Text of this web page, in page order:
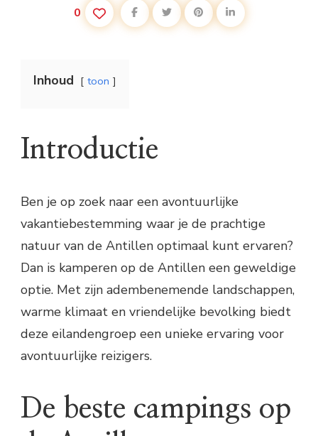
0
Inhoud toon
Introductie
Ben je op zoek naar een avontuurlijke
vakantiebestemming waar je de prachtige
natuur van de Antillen optimaal kunt ervaren?
Dan is kamperen op de Antillen een geweldige
optie. Met zijn adembenemende landschappen,
warme klimaat en vriendelijke bevolking biedt
deze eilandengroep een unieke ervaring voor
avontuurlijke reizigers.
De beste campings op